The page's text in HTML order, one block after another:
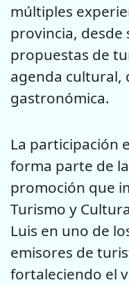
múltiples
provincia, desde
propuestas de
agenda cultural,
gastronómica.
La participación
forma parte de
promoción que
Turismo y
Luis en uno de
emisores de
fortaleciendo el